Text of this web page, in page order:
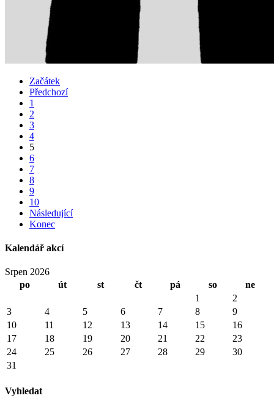
Začátek
Předchozí
1
2
3
4
5
6
7
8
9
10
Následující
Konec
Kalendář akcí
Srpen 2026
po
út st čt pá so
ne
1
2
3
4 5 6 7 8
9
10
11 12 13 14 15
16
17
18 19 20 21 22
23
24
25 26 27 28 29
30
31
Vyhledat